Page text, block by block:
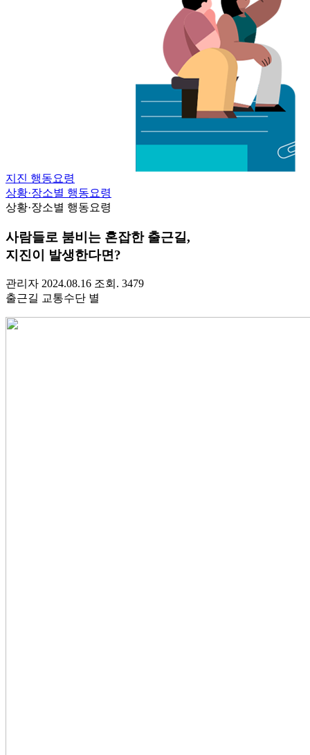
지진 행동요령
상황·장소별 행동요령
상황·장소별 행동요령
사람들로 붐비는 혼잡한 출근길,
지진이 발생한다면?
관리자 2024.08.16 조회. 3479
출근길 교통수단 별